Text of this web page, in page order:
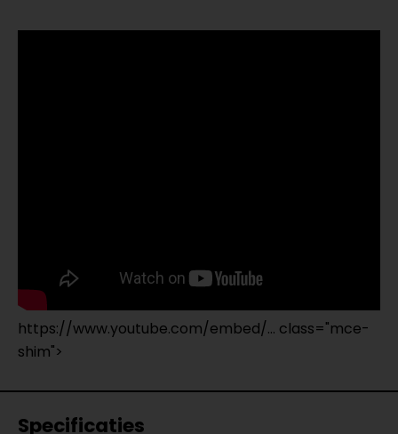
https://www.youtube.com/embed/... class="mce-
shim">
Specificaties